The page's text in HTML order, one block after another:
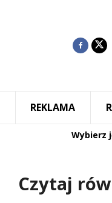
REKLAMA
Wybierz
Czytaj